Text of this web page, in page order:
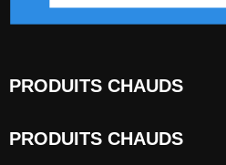
PRODUITS CHAUDS
PRODUITS CHAUDS